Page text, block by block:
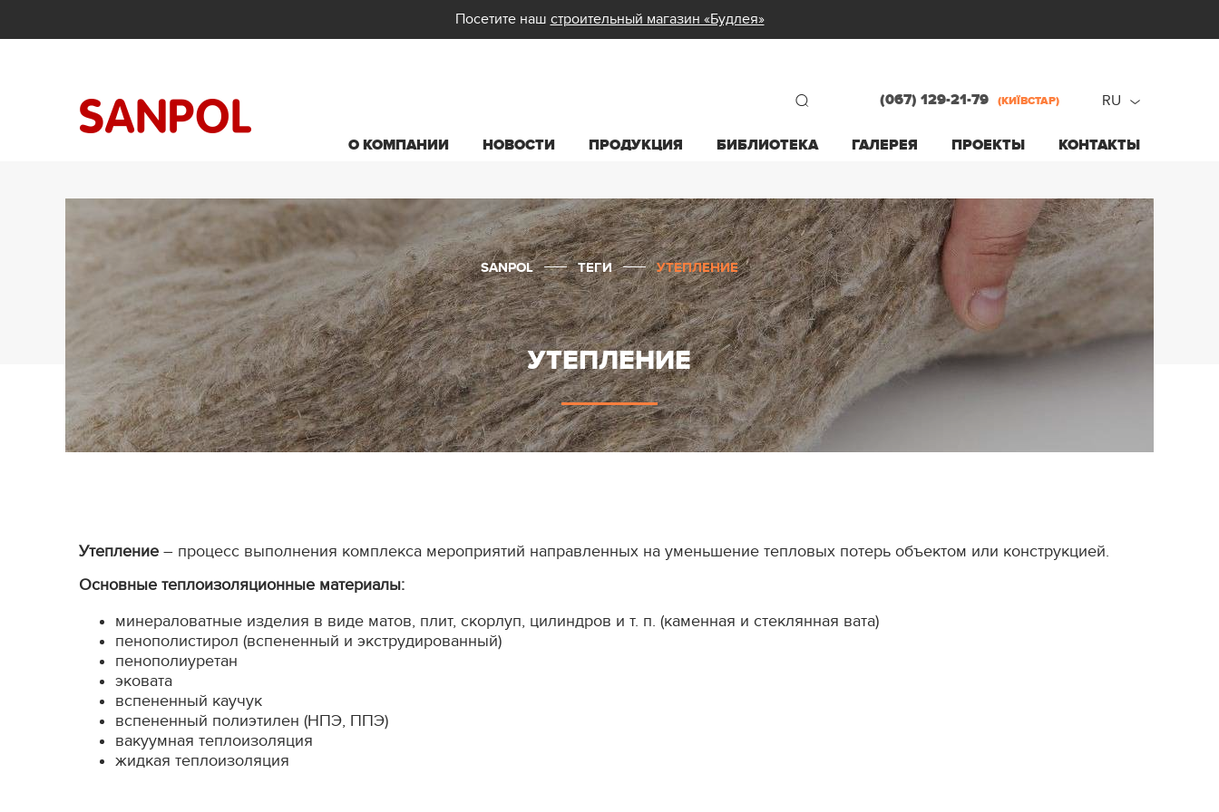
Посетите наш строительный магазин «Будлея»
О КОМПАНИИ НОВОСТИ ПРОДУКЦИЯ БИБЛИОТЕКА ГАЛЕРЕЯ ПРОЕКТЫ КОНТАКТЫ
(067) 129-21-79 (КИЇВСТАР)
RU
ua
УТЕПЛЕНИЕ
SANPOL ТЕГИ УТЕПЛЕНИЕ
Утепление – процесс выполнения комплекса мероприятий направленных на уменьшение тепловых потерь объектом или конструкцией.
Основные теплоизоляционные материалы:
минераловатные изделия в виде матов, плит, скорлуп, цилиндров и т. п. (каменная и стеклянная вата)
пенополистирол (вспененный и экструдированный)
пенополиуретан
эковата
вспененный каучук
вспененный полиэтилен (НПЭ, ППЭ)
вакуумная теплоизоляция
жидкая теплоизоляция